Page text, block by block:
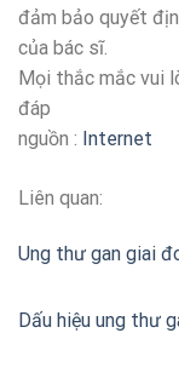
đảm bảo quyết
của bác sĩ.
Mọi thắc mắc vui
đáp
nguồn : Internet
Liên quan:
Ung thư gan giai
Dấu hiệu ung thư